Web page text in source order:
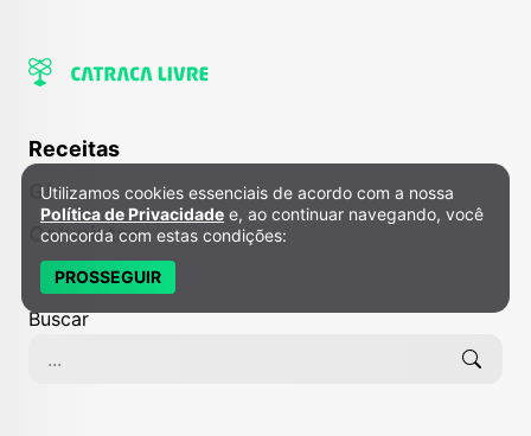
Receitas
Gira
Colunistas
Buscar
Política de Privacidade e Cookies
Utilizamos cookies essenciais de acordo com a nossa
Política de Privacidade e, ao continuar navegando, você
concorda com estas condições:
PROSSEGUIR